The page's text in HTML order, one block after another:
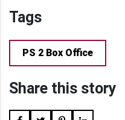
Tags
PS 2 Box Office
Share this story